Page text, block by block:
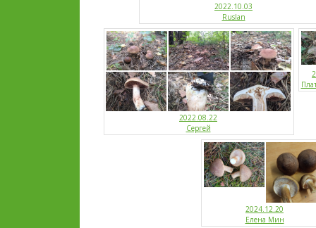
2022.10.03
Ruslan
2022.08.22
Сергей
2024.12.20
Елена Мин